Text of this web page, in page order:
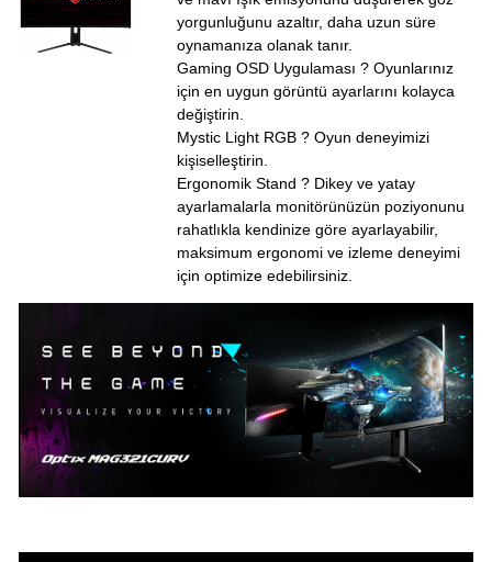
yorgunluğunu azaltır, daha uzun süre
oynamanıza olanak tanır.
Gaming OSD Uygulaması ? Oyunlarınız
için en uygun görüntü ayarlarını kolayca
değiştirin.
Mystic Light RGB ? Oyun deneyimizi
kişiselleştirin.
Ergonomik Stand ? Dikey ve yatay
ayarlamalarla monitörünüzün poziyonunu
rahatlıkla kendinize göre ayarlayabilir,
maksimum ergonomi ve izleme deneyimi
için optimize edebilirsiniz.